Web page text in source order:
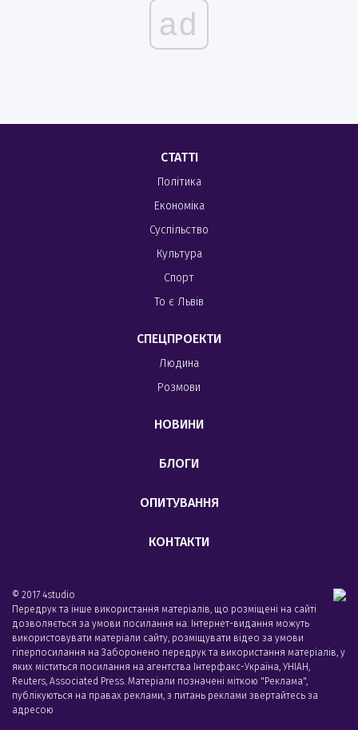
ad
СТАТТІ
Політика
Економіка
Суспільство
Культура
Спорт
То є Львів
СПЕЦПРОЕКТИ
Людина
Розмови
НОВИНИ
БЛОГИ
ОПИТУВАННЯ
КОНТАКТИ
© 2017 4studio
Передрук та інше використання матеріалів, що розміщені на сайті
дозволяється за умови посилання на. Інтернет-видання можуть
використовувати матеріали сайту, розміщувати відео за умови
гіперпосилання на Заборонено передрук та використання матеріалів, у
яких міститься посилання на агентства Iнтерфакс-Україна, УНIАН,
Reuters, Associated Press. Матеріали позначені міткою "Реклама",
публікуються на правах реклами, з питань реклами звертайтесь за
адресою